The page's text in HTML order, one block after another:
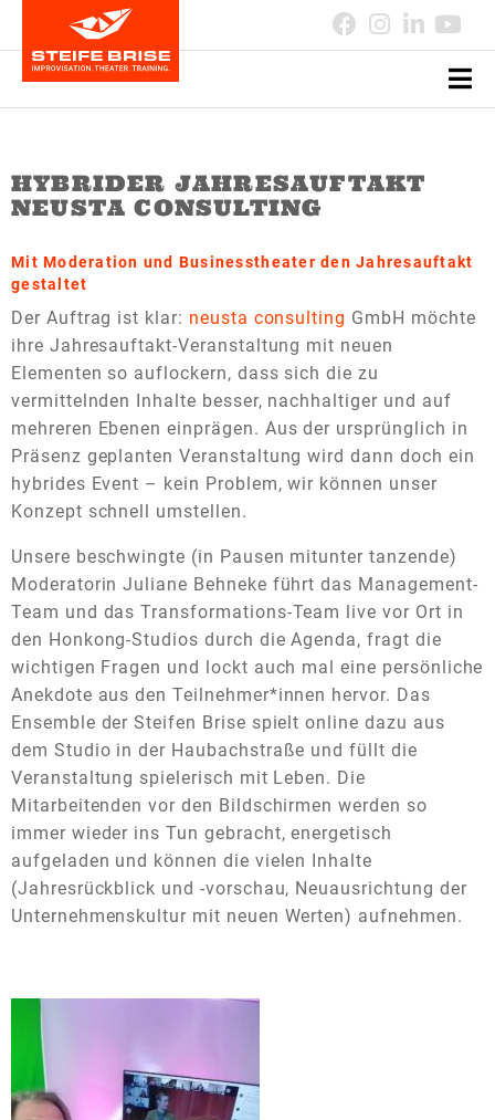
HYBRIDER JAHRESAUFTAKT
NEUSTA CONSULTING
Mit Moderation und Businesstheater den Jahresauftakt
gestaltet
Der Auftrag ist klar: neusta consulting GmbH möchte
ihre Jahresauftakt-Veranstaltung mit neuen
Elementen so auflockern, dass sich die zu
vermittelnden Inhalte besser, nachhaltiger und auf
mehreren Ebenen einprägen. Aus der ursprünglich in
Präsenz geplanten Veranstaltung wird dann doch ein
hybrides Event – kein Problem, wir können unser
Konzept schnell umstellen.
Unsere beschwingte (in Pausen mitunter tanzende)
Moderatorin Juliane Behneke führt das Management-
Team und das Transformations-Team live vor Ort in
den Honkong-Studios durch die Agenda, fragt die
wichtigen Fragen und lockt auch mal eine persönliche
Anekdote aus den Teilnehmer*innen hervor. Das
Ensemble der Steifen Brise spielt online dazu aus
dem Studio in der Haubachstraße und füllt die
Veranstaltung spielerisch mit Leben. Die
Mitarbeitenden vor den Bildschirmen werden so
immer wieder ins Tun gebracht, energetisch
aufgeladen und können die vielen Inhalte
(Jahresrückblick und -vorschau, Neuausrichtung der
Unternehmenskultur mit neuen Werten) aufnehmen.